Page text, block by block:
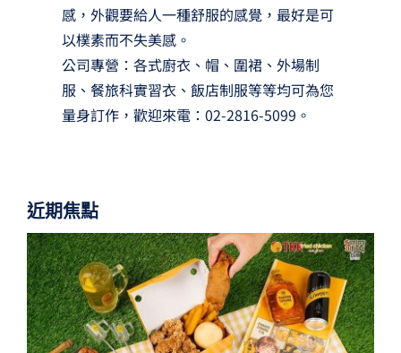
感，外觀要給人一種舒服的感覺，最好是可
以樸素而不失美感。
公司專營：各式廚衣、帽、圍裙、外場制
服、餐旅科實習衣、飯店制服等等均可為您
量身訂作，歡迎來電：02-2816-5099。
近期焦點